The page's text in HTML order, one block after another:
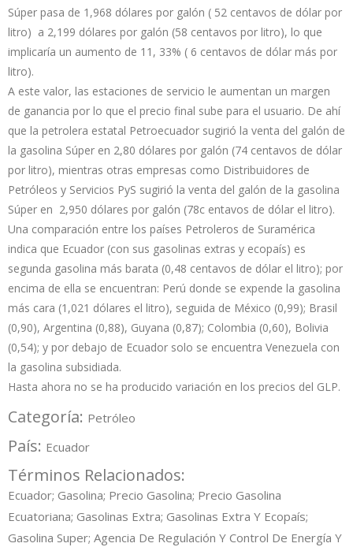
Súper pasa de 1,968 dólares por galón ( 52 centavos de dólar por
litro) a 2,199 dólares por galón (58 centavos por litro), lo que
implicaría un aumento de 11, 33% ( 6 centavos de dólar más por
litro).
A este valor, las estaciones de servicio le aumentan un margen
de ganancia por lo que el precio final sube para el usuario. De ahí
que la petrolera estatal Petroecuador sugirió la venta del galón de
la gasolina Súper en 2,80 dólares por galón (74 centavos de dólar
por litro), mientras otras empresas como Distribuidores de
Petróleos y Servicios PyS sugirió la venta del galón de la gasolina
Súper en 2,950 dólares por galón (78c entavos de dólar el litro).
Una comparación entre los países Petroleros de Suramérica
indica que Ecuador (con sus gasolinas extras y ecopaís) es
segunda gasolina más barata (0,48 centavos de dólar el litro); por
encima de ella se encuentran: Perú donde se expende la gasolina
más cara (1,021 dólares el litro), seguida de México (0,99); Brasil
(0,90), Argentina (0,88), Guyana (0,87); Colombia (0,60), Bolivia
(0,54); y por debajo de Ecuador solo se encuentra Venezuela con
la gasolina subsidiada.
Hasta ahora no se ha producido variación en los precios del GLP.
Categoría: Petróleo
País: Ecuador
Términos Relacionados:
Ecuador; Gasolina; Precio Gasolina; Precio Gasolina
Ecuatoriana; Gasolinas Extra; Gasolinas Extra Y Ecopaís;
Gasolina Super; Agencia De Regulación Y Control De Energía Y